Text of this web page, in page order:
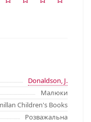
Donaldson, J.
Малюки
Children's Books
Розважальна